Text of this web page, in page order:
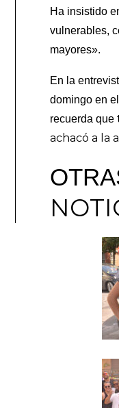
Ha insistido
vulnerables,
mayores».
En la
domingo en
recuerda que
achacó a la